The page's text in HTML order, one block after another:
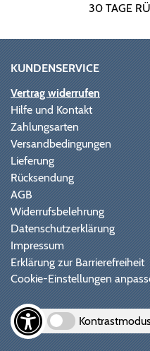
30 TAGE
KUNDENSERVICE
Vertrag widerrufen
Hilfe und Kontakt
Zahlungsarten
Versandbedingungen
Lieferung
Rücksendung
AGB
Widerrufsbelehrung
Datenschutzerklärung
Impressum
Erklärung zur Barrierefreiheit
Cookie-Einstellungen